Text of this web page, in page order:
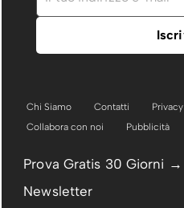
Chi Siamo Contatti Privacy
Collabora con noi
Pubblicità
Prova Gratis 30 Giorni →
Newsletter